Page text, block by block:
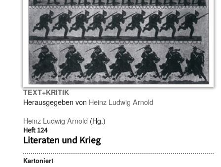
TEXT+KRITIK
Herausgegeben von Heinz Ludwig Arnold
Heinz Ludwig Arnold (Hg.)
Heft 124
Literaten und Krieg
Kartoniert